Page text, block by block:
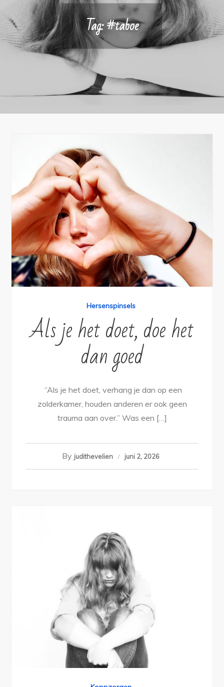
Tag:#taboe
Hersenspinsels
Als je het doet, doe het
dan goed
‘’Als je het doet, verhang je dan op een
zolderkamer, houden anderen er ook geen
trauma aan over.’’ Was een […]
By judithevelien juni 2, 2026